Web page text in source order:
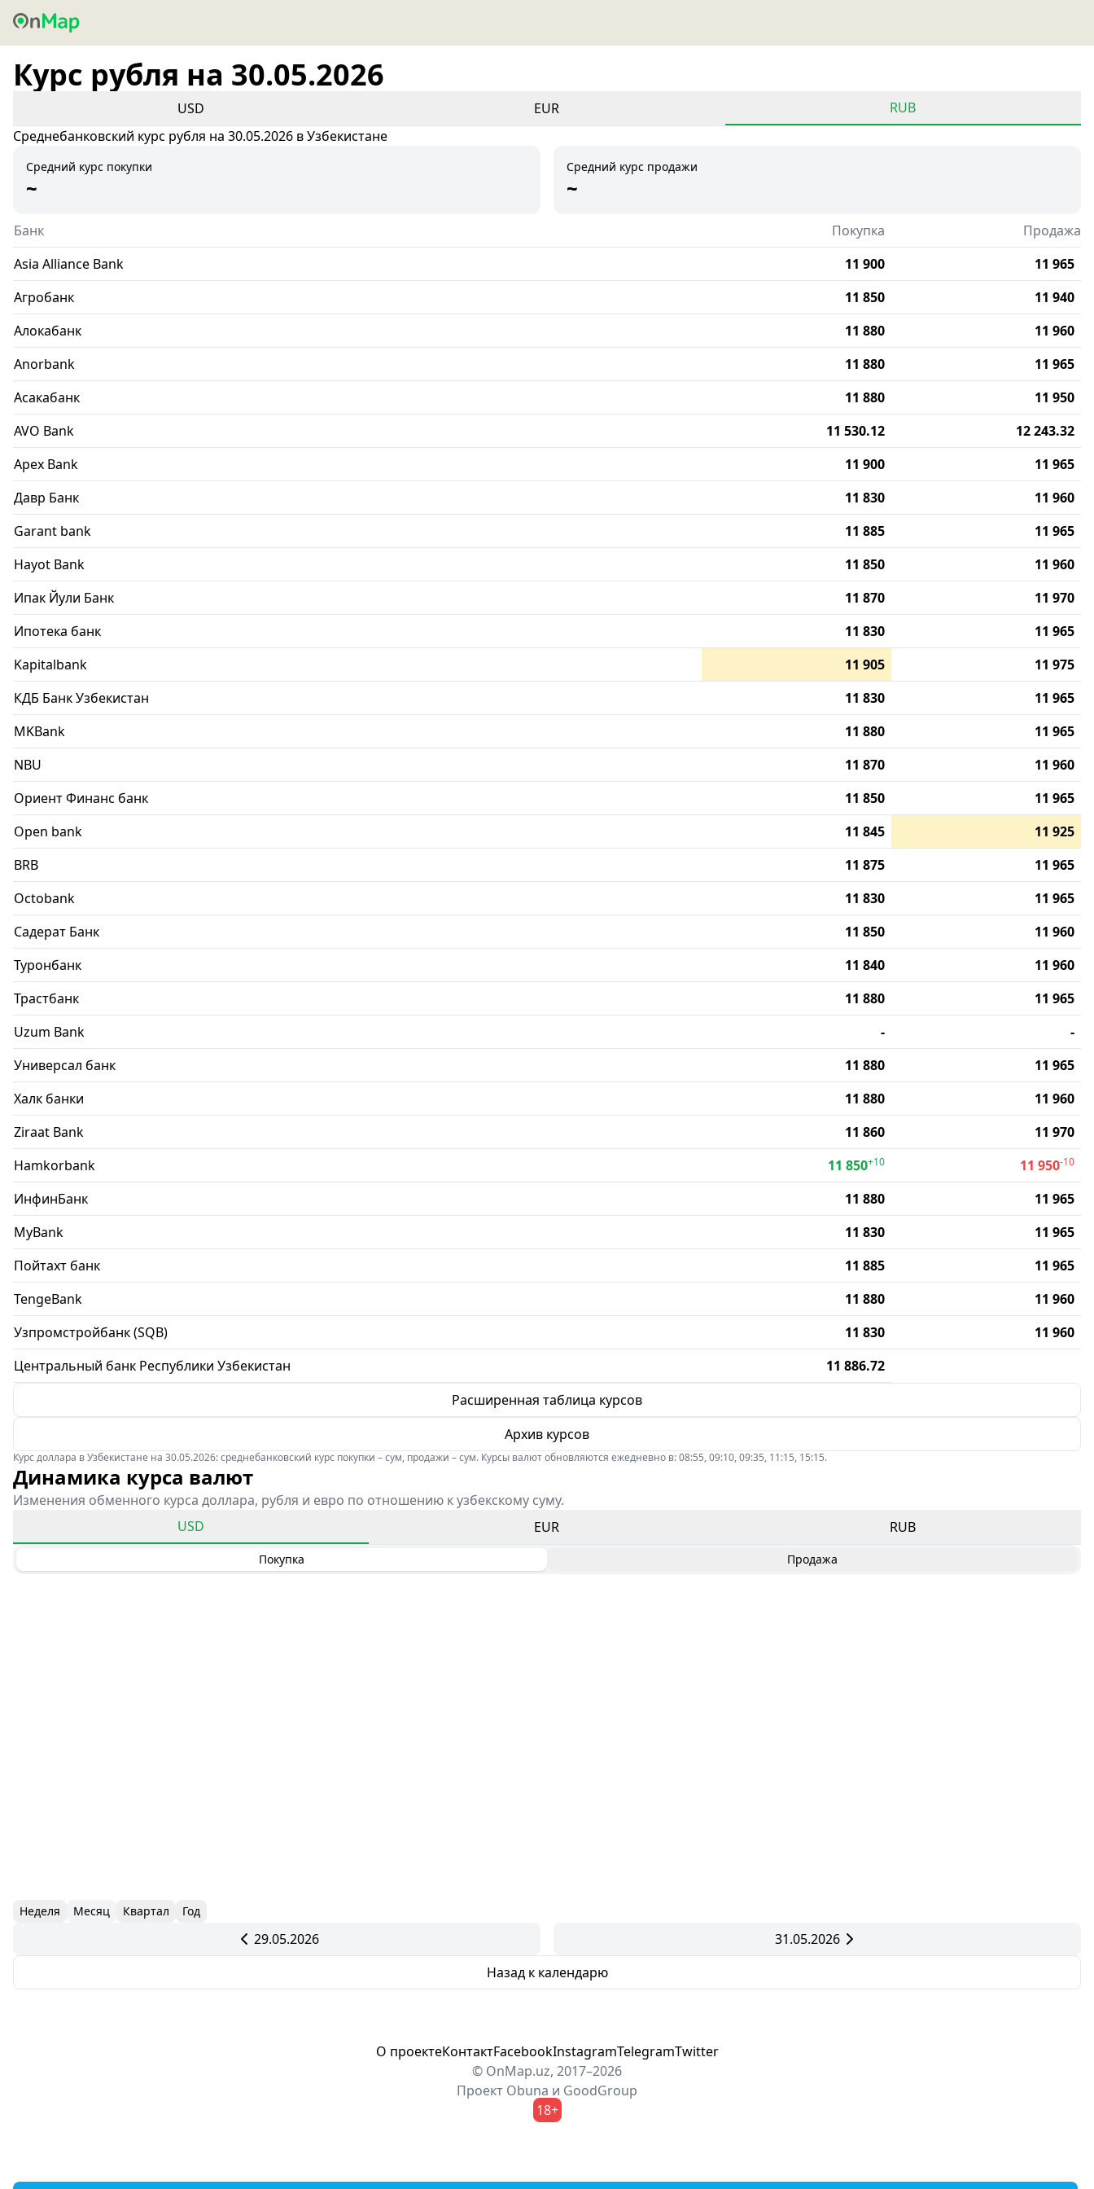
Курс рубля на 30.05.2026
USD EUR
RUB
Среднебанковский курс рубля на 30.05.2026 в Узбекистане
Средний курс покупки
~
Средний курс продажи
~
Банк Покупка
Продажа
Asia Alliance Bank
11 900
11 965
Агробанк
11 850
11 940
Алокабанк
11 880
11 960
Anorbank
11 880
11 965
Асакабанк
11 880
11 950
AVO Bank
11 530.12
12 243.32
Apex Bank
11 900
11 965
Давр Банк
11 830
11 960
Garant bank
11 885
11 965
Hayot Bank
11 850
11 960
Ипак Йули Банк
11 870
11 970
Ипотека банк
11 830
11 965
Kapitalbank
11 905
11 975
КДБ Банк Узбекистан
11 830
11 965
MKBank
11 880
11 965
NBU
11 870
11 960
Ориент Финанс банк
11 850
11 965
Open bank
11 845
11 925
BRB
11 875
11 965
Octobank
11 830
11 965
Садерат Банк
11 850
11 960
Туронбанк
11 840
11 960
Трастбанк
11 880
11 965
Uzum Bank
-
-
Универсал банк
11 880
11 965
Халк банки
11 880
11 960
Ziraat Bank
11 860
11 970
Hamkorbank
11 850+10 11 950-10
ИнфинБанк 11 880
11 965
MyBank
11 830
11 965
Пойтахт банк
11 885
11 965
TengeBank
11 880
11 960
Узпромстройбанк (SQB)
11 830
11 960
Центральный банк Республики Узбекистан
11 886.72
Расширенная таблица курсов
Архив курсов
Курс доллара в Узбекистане на 30.05.2026: среднебанковский курс покупки – сум, продажи – сум. Курсы валют обновляются ежедневно в: 08:55, 09:10, 09:35, 11:15, 15:15.
Динамика курса валют
Изменения обменного курса доллара, рубля и евро по отношению к узбекскому суму.
USD
EUR RUB
Покупка Продажа
Неделя Месяц Квартал Год
29.05.2026
31.05.2026
Назад к календарю
О проектеКонтактFacebookInstagramTelegramTwitter
© OnMap.uz, 2017–2026
Проект Obuna и GoodGroup
18+